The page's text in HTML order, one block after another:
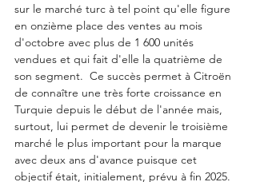
sur le marché turc à tel point qu'elle figure
en onzième place des ventes au mois
d'octobre avec plus de 1 600 unités
vendues et qui fait d'elle la quatrième de
son segment.  Ce succès permet à Citroën
de connaître une très forte croissance en
Turquie depuis le début de l'année mais,
surtout, lui permet de devenir le troisième
marché le plus important pour la marque
avec deux ans d'avance puisque cet
objectif était, initialement, prévu à fin 2025.